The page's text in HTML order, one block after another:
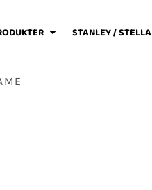
STANLEY / STELLA